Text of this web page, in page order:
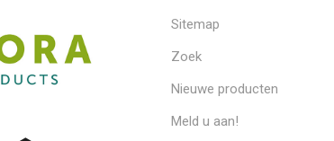
Sitemap
Zoek
Nieuwe producten
Meld u aan!